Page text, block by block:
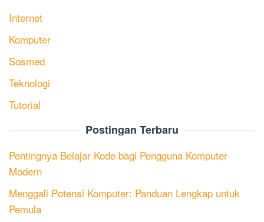
Internet
Komputer
Sosmed
Teknologi
Tutorial
Postingan Terbaru
Pentingnya Belajar Kode bagi Pengguna Komputer
Modern
Menggali Potensi Komputer: Panduan Lengkap untuk
Pemula